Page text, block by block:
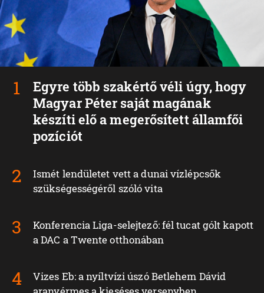
Egyre több szakértő véli úgy, hogy
Magyar Péter saját magának
készíti elő a megerősített államfői
pozíciót
Ismét lendületet vett a dunai vízlépcsők
szükségességéről szóló vita
Konferencia Liga-selejtező: fél tucat gólt kapott
a DAC a Twente otthonában
Vizes Eb: a nyíltvízi úszó Betlehem Dávid